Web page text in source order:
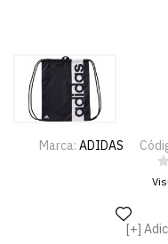
Marca: ADIDAS